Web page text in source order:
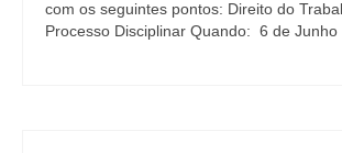
com os seguintes pontos: Direito do
Processo Disciplinar Quando: 6 de